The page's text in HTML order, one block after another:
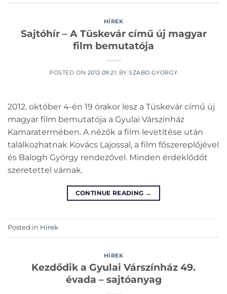
HÍREK
Sajtóhír – A Tüskevár című új magyar
film bemutatója
POSTED ON 2012.09.21. BYSZABO.GYORGY
2012. október 4-én 19 órakor lesz a Tüskevár című új
magyar film bemutatója a Gyulai Várszínház
Kamaratermében. A nézők a film levetítése után
találkozhatnak Kovács Lajossal, a film főszereplőjével
és Balogh György rendezővel. Minden érdeklődőt
szeretettel várnak.
CONTINUE READING →
Posted in Hírek
HÍREK
Kezdődik a Gyulai Várszínház 49.
évada – sajtóanyag